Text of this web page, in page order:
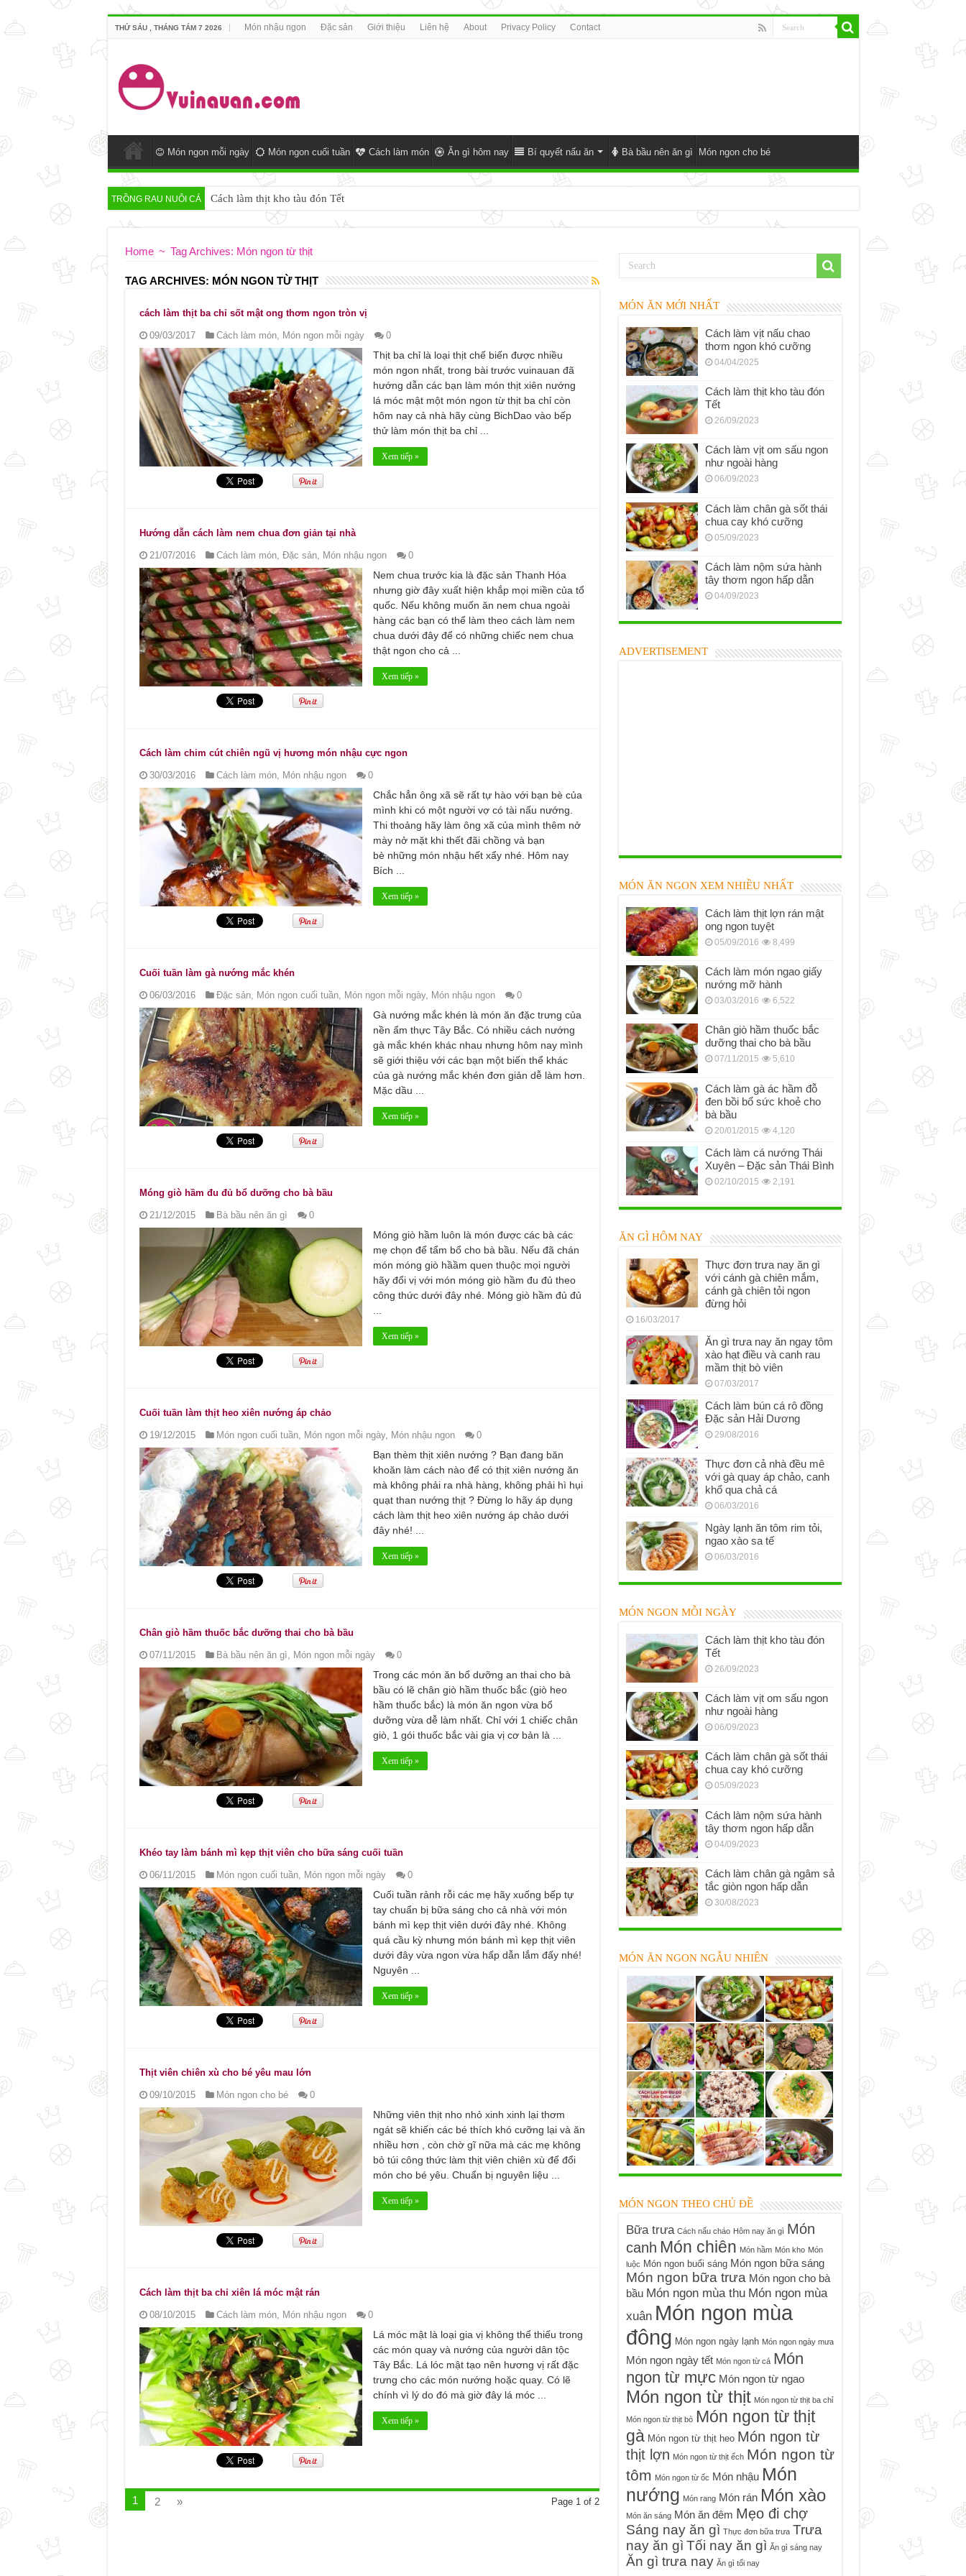
THỨ SÁU , THÁNG TÁM 7 2026 Món nhậu ngon Đặc sản Giới thiệu Liên hệ About Privacy Policy Contact
Món ngon mỗi ngày Món ngon cuối tuần Cách làm món Ăn gì hôm nay Bí quyết nấu ăn Bà bầu nên ăn gì Món ngon cho bé
TRỒNG RAU NUÔI CÁ Cách làm thịt kho tàu đón Tết
Home ~ Tag Archives: Món ngon từ thịt
TAG ARCHIVES: MÓN NGON TỪ THỊT
cách làm thịt ba chỉ sốt mật ong thơm ngon tròn vị
09/03/2017 Cách làm món, Món ngon mỗi ngày 0
Thịt ba chỉ là loại thịt chế biến được nhiều
món ngon nhất, trong bài trước vuinauan đã
hướng dẫn các bạn làm món thịt xiên nướng
lá móc mật một món ngon từ thịt ba chỉ còn
hôm nay cả nhà hãy cùng BichDao vào bếp
thử làm món thịt ba chỉ ...
Xem tiếp »
Hướng dẫn cách làm nem chua đơn giản tại nhà
21/07/2016 Cách làm món, Đặc sản, Món nhậu ngon 0
Nem chua trước kia là đặc sản Thanh Hóa
nhưng giờ đây xuất hiện khắp mọi miền của tổ
quốc. Nếu không muốn ăn nem chua ngoài
hàng các bạn có thể làm theo cách làm nem
chua dưới đây để có những chiếc nem chua
thật ngon cho cả ...
Xem tiếp »
Cách làm chim cút chiên ngũ vị hương món nhậu cực ngon
30/03/2016 Cách làm món, Món nhậu ngon 0
Chắc hẳn ông xã sẽ rất tự hào với bạn bè của
mình khi có một người vợ có tài nấu nướng.
Thi thoảng hãy làm ông xã của mình thêm nở
mày nở mặt khi thết đãi chồng và bạn
bè những món nhậu hết xẩy nhé. Hôm nay
Bích ...
Xem tiếp »
Cuối tuần làm gà nướng mắc khén
06/03/2016 Đặc sản, Món ngon cuối tuần, Món ngon mỗi ngày, Món nhậu ngon 0
Gà nướng mắc khén là món ăn đặc trưng của
nền ẩm thực Tây Bắc. Có nhiều cách nướng
gà mắc khén khác nhau nhưng hôm nay mình
sẽ giới thiệu với các bạn một biến thể khác
của gà nướng mắc khén đơn giản dễ làm hơn.
Mặc dầu ...
Xem tiếp »
Móng giò hầm đu đủ bổ dưỡng cho bà bầu
21/12/2015 Bà bầu nên ăn gì 0
Móng giò hầm luôn là món được các bà các
mẹ chọn để tẩm bổ cho bà bầu. Nếu đã chán
món móng giò hầầm quen thuộc mọi người
hãy đổi vị với món móng giò hầm đu đủ theo
công thức dưới đây nhé. Móng giò hầm đủ đủ
Xem tiếp »
Cuối tuần làm thịt heo xiên nướng áp chảo
19/12/2015 Món ngon cuối tuần, Món ngon mỗi ngày, Món nhậu ngon 0
Bạn thèm thịt xiên nướng ? Bạn đang băn
khoăn làm cách nào để có thịt xiên nướng ăn
mà không phải ra nhà hàng, không phải hì hụi
quạt than nướng thịt ? Đừng lo hãy áp dụng
cách làm thịt heo xiên nướng áp chảo dưới
đây nhé! ...
Xem tiếp »
Chân giò hầm thuốc bắc dưỡng thai cho bà bầu
07/11/2015 Bà bầu nên ăn gì, Món ngon mỗi ngày 0
Trong các món ăn bổ dưỡng an thai cho bà
bầu có lẽ chân giò hầm thuốc bắc (giò heo
hầm thuốc bắc) là món ăn ngon vừa bổ
dưỡng vừa dễ làm nhất. Chỉ với 1 chiếc chân
giò, 1 gói thuốc bắc vài gia vị cơ bản là ...
Xem tiếp »
Khéo tay làm bánh mì kẹp thịt viên cho bữa sáng cuối tuần
06/11/2015 Món ngon cuối tuần, Món ngon mỗi ngày 0
Cuối tuần rảnh rỗi các mẹ hãy xuống bếp tự
tay chuẩn bị bữa sáng cho cả nhà với món
bánh mì kẹp thịt viên dưới đây nhé. Không
quá cầu kỳ nhưng món bánh mì kẹp thịt viên
dưới đây vừa ngon vừa hấp dẫn lắm đấy nhé!
Nguyên ...
Xem tiếp »
Thịt viên chiên xù cho bé yêu mau lớn
09/10/2015 Món ngon cho bé 0
Những viên thịt nho nhỏ xinh xinh lại thơm
ngát sẽ khiến các bé thích khó cưỡng lại và ăn
nhiều hơn , còn chờ gĩ nữa mà các mẹ không
bỏ túi công thức làm thịt viên chiên xù để đổi
món cho bé yêu. Chuẩn bị nguyên liệu ...
Xem tiếp »
Cách làm thịt ba chỉ xiên lá móc mật rán
08/10/2015 Cách làm món, Món nhậu ngon 0
Lá móc mật là loại gia vị không thể thiếu trong
các món quay và nướng của người dân tộc
Tây Bắc. Lá lóc mật tạo nên hương vị rất đặc
trưng cho các món nướng hoặc quay. Có lẽ
chính vì lý do đó mà giờ đây lá móc ...
Xem tiếp »
Page 1 of 2
1 2 »
MÓN ĂN MỚI NHẤT
Cách làm vịt nấu chao
thơm ngon khó cưỡng
04/04/2025
Cách làm thịt kho tàu đón
Tết
26/09/2023
Cách làm vịt om sấu ngon
như ngoài hàng
06/09/2023
Cách làm chân gà sốt thái
chua cay khó cưỡng
05/09/2023
Cách làm nộm sứa hành
tây thơm ngon hấp dẫn
04/09/2023
ADVERTISEMENT
MÓN ĂN NGON XEM NHIỀU NHẤT
Cách làm thịt lợn rán mật
ong ngon tuyệt
05/09/2016 8,499
Cách làm món ngao giấy
nướng mỡ hành
03/03/2016 6,522
Chân giò hầm thuốc bắc
dưỡng thai cho bà bầu
07/11/2015 5,610
Cách làm gà ác hầm đỗ
đen bồi bổ sức khoẻ cho
bà bầu
20/01/2015 4,120
Cách làm cá nướng Thái
Xuyên – Đặc sản Thái Bình
02/10/2015 2,191
ĂN GÌ HÔM NAY
Thực đơn trưa nay ăn gì
với cánh gà chiên mắm,
cánh gà chiên tỏi ngon
đừng hỏi
16/03/2017
Ăn gì trưa nay ăn ngay tôm
xào hạt điều và canh rau
mầm thịt bò viên
07/03/2017
Cách làm bún cá rô đồng
Đặc sản Hải Dương
29/08/2016
Thực đơn cả nhà đều mê
với gà quay áp chảo, canh
khổ qua chả cá
06/03/2016
Ngày lạnh ăn tôm rim tỏi,
ngao xào sa tế
06/03/2016
MÓN NGON MỖI NGÀY
Cách làm thịt kho tàu đón
Tết
26/09/2023
Cách làm vịt om sấu ngon
như ngoài hàng
06/09/2023
Cách làm chân gà sốt thái
chua cay khó cưỡng
05/09/2023
Cách làm nộm sứa hành
tây thơm ngon hấp dẫn
04/09/2023
Cách làm chân gà ngâm sả
tắc giòn ngon hấp dẫn
30/08/2023
MÓN ĂN NGON NGẪU NHIÊN
MÓN NGON THEO CHỦ ĐỀ
Bữa trưa Cách nấu cháo Hôm nay ăn gì Món
canh Món chiên Món hầm Món kho Món
luộc Món ngon buổi sáng Món ngon bữa sáng
Món ngon bữa trưa Món ngon cho bà
bầu Món ngon mùa thu Món ngon mùa
xuân Món ngon mùa
đông Món ngon ngày lạnh Món ngon ngày mưa
Món ngon ngày tết Món ngon từ cá Món
ngon từ mực Món ngon từ ngao
Món ngon từ thịt Món ngon từ thịt ba chỉ
Món ngon từ thịt bò Món ngon từ thịt
gà Món ngon từ thịt heo Món ngon từ
thịt lợn Món ngon từ thịt ếch Món ngon từ
tôm Món ngon từ ốc Món nhậu Món
nướng Món rang Món rán Món xào
Món ăn sáng Món ăn đêm Mẹo đi chợ
Sáng nay ăn gì Thực đơn bữa trưa Trưa
nay ăn gì Tối nay ăn gì Ăn gì sáng nay
Ăn gì trưa nay Ăn gì tối nay